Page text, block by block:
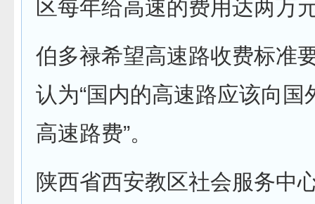
区每年给高速的费用达两万
伯多禄希望高速路收费标准
认为“国内的高速路应该向国
高速路费”。
陕西省西安教区社会服务中